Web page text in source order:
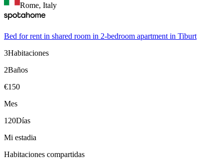
Rome, Italy
Bed for rent in shared room in 2-bedroom apartment in Tiburt
3Habitaciones
2Baños
€150
Mes
120Días
Mi estadia
Habitaciones compartidas